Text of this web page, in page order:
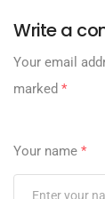
Write a
Your email
marked *
Your name *